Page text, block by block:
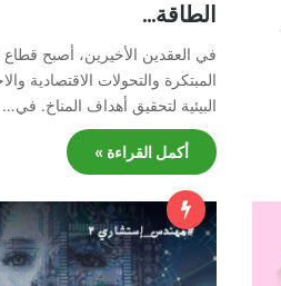
الطاقة…
في العقدين الأخيرين، أصبح قطاع
المبتكرة والتحولات الاقتصادية
البيئية لتحقيق أهداف المناخ. في…
أكمل القراءة »